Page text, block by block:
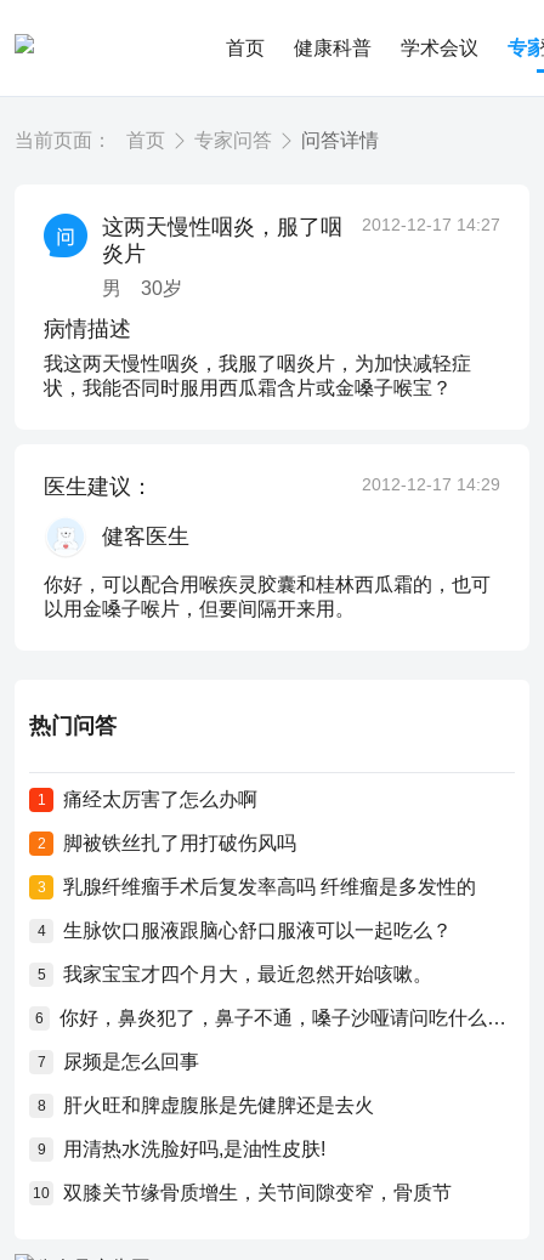
首页 健康科普 学术会议 专
当前页面： 首页 专家问答 问答详情
这两天慢性咽炎，服了咽
炎片
男 30岁
2012-12-17 14:27
病情描述
我这两天慢性咽炎，我服了咽炎片，为加快减轻症
状，我能否同时服用西瓜霜含片或金嗓子喉宝？
医生建议： 2012-12-17 14:29
健客医生
你好，可以配合用喉疾灵胶囊和桂林西瓜霜的，也可
以用金嗓子喉片，但要间隔开来用。
热门问答
1 痛经太厉害了怎么办啊
2 脚被铁丝扎了用打破伤风吗
3 乳腺纤维瘤手术后复发率高吗 纤维瘤是多发性的
4 生脉饮口服液跟脑心舒口服液可以一起吃么？
5 我家宝宝才四个月大，最近忽然开始咳嗽。
6 你好，鼻炎犯了，鼻子不通，嗓子沙哑请问吃什么药比较好？
7 尿频是怎么回事
8 肝火旺和脾虚腹胀是先健脾还是去火
9 用清热水洗脸好吗,是油性皮肤!
10 双膝关节缘骨质增生，关节间隙变窄，骨质节